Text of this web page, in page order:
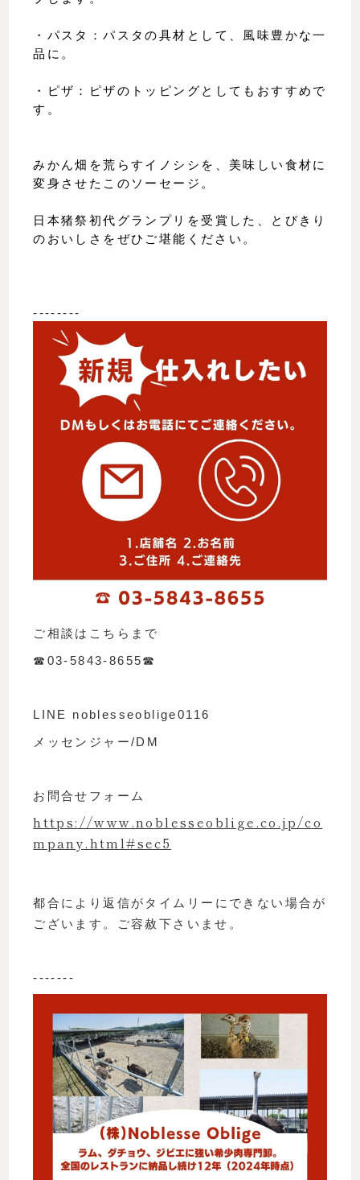
・パスタ：パスタの具材として、風味豊かな一
品に。
・ピザ：ピザのトッピングとしてもおすすめで
す。
みかん畑を荒らすイノシシを、美味しい食材に
変身させたこのソーセージ。
日本猪祭初代グランプリを受賞した、とびきり
のおいしさをぜひご堪能ください。
--------
ご相談はこちらまで
☎︎03-5843-8655☎︎
LINE noblesseoblige0116
メッセンジャー/DM
お問合せフォーム
https://www.noblesseoblige.co.jp/co
mpany.html#sec5
都合により返信がタイムリーにできない場合が
ございます。ご容赦下さいませ。
-------